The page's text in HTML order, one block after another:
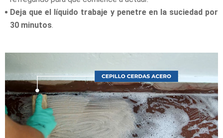
Deja que el líquido trabaje y penetre en la suciedad por
30 minutos